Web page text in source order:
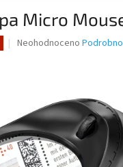
Micro
Průměrné
5
hvězdiček.
Neohodnoceno